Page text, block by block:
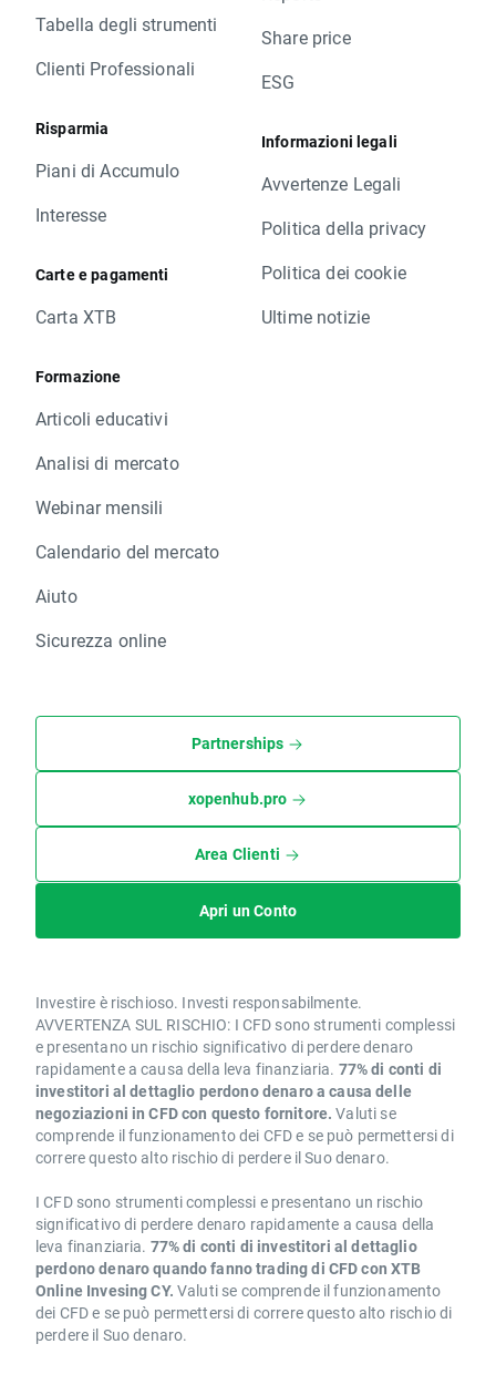
Tabella degli strumenti
Clienti Professionali
Risparmia
Piani di Accumulo
Interesse
Carte e pagamenti
Carta XTB
Formazione
Articoli educativi
Analisi di mercato
Webinar mensili
Calendario del mercato
Aiuto
Sicurezza online
Share price
ESG
Informazioni legali
Avvertenze Legali
Politica della privacy
Politica dei cookie
Ultime notizie
Partnerships
xopenhub.pro
Area Clienti
Apri un Conto
Investire è rischioso. Investi responsabilmente.
AVVERTENZA SUL RISCHIO: I CFD sono strumenti complessi
e presentano un rischio significativo di perdere denaro
rapidamente a causa della leva finanziaria. 77% di conti di
investitori al dettaglio perdono denaro a causa delle
negoziazioni in CFD con questo fornitore. Valuti se
comprende il funzionamento dei CFD e se può permettersi di
correre questo alto rischio di perdere il Suo denaro.
I CFD sono strumenti complessi e presentano un rischio
significativo di perdere denaro rapidamente a causa della
leva finanziaria. 77% di conti di investitori al dettaglio
perdono denaro quando fanno trading di CFD con XTB
Online Invesing CY. Valuti se comprende il funzionamento
dei CFD e se può permettersi di correre questo alto rischio di
perdere il Suo denaro.